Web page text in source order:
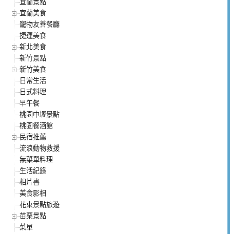
宜蘭景點
宜蘭美食
寵物友善餐廳
捷運美食
新北美食
新竹景點
新竹美食
日常生活
日式料理
早午餐
桃園中壢景點
桃園餐酒館
民宿推薦
流浪動物救援
無菜單料理
生活紀錄
相片書
美食影相
花東景點旅遊
苗栗景點
菜單